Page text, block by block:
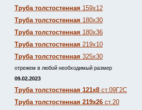
Труба толстостенная 159х12
Труба толстостенная 180х30
Труба толстостенная 180х36
Труба толстостенная 219х10
Труба толстостенная 325х30
отрежем в любой необходимый размер
09.02.2023
Труба толстостенная 121х8 ст.09Г2С
Труба толстостенная 219х26 ст.20